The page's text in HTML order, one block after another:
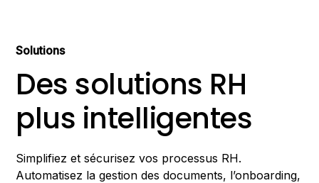
Solutions
Des solutions RH
plus intelligentes
Simplifiez et sécurisez vos processus RH.
Automatisez la gestion des documents, l’onboarding,